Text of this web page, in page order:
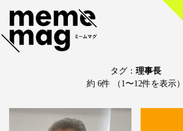
タグ： 理事長
約 6件 （1〜12件を表示）